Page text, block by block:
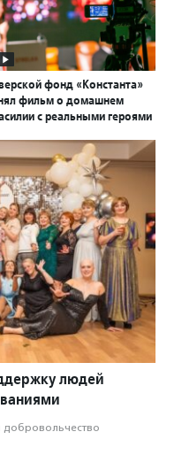
фонд «Константа»
фильм о домашнем
с реальными героями
людей
доброволь­чест­во